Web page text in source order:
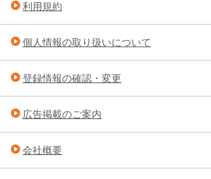
利用規約
個人情報の取り扱いについて
登録情報の確認・変更
広告掲載のご案内
会社概要